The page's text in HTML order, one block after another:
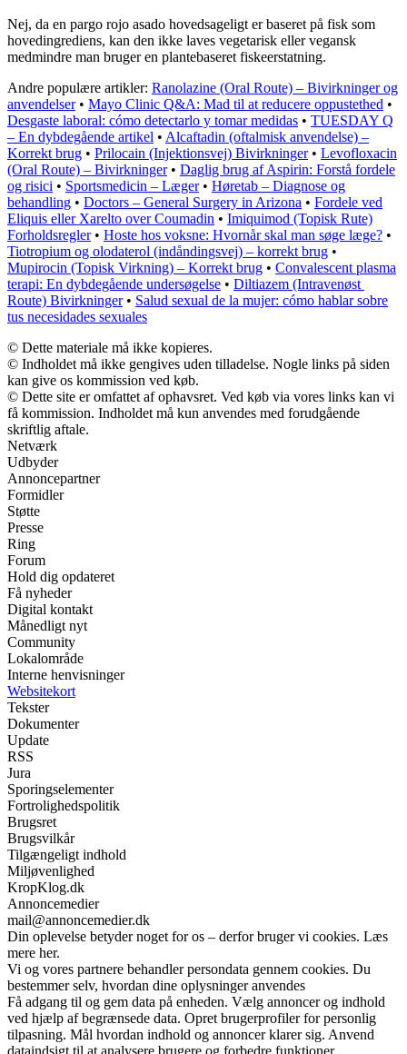
Nej, da en pargo rojo asado hovedsageligt er baseret på fisk som
hovedingrediens, kan den ikke laves vegetarisk eller vegansk
medmindre man bruger en plantebaseret fiskeerstatning.
Andre populære artikler: Ranolazine (Oral Route) – Bivirkninger og
anvendelser• Mayo Clinic Q&A: Mad til at reducere oppustethed •
Desgaste laboral: cómo detectarlo y tomar medidas • TUESDAY Q
– En dybdegående artikel • Alcaftadin (oftalmisk anvendelse) –
Korrekt brug • Prilocain (Injektionsvej) Bivirkninger• Levofloxacin
(Oral Route) – Bivirkninger• Daglig brug af Aspirin: Forstå fordele
og risici • Sportsmedicin – Læger• Høretab – Diagnose og
behandling • Doctors – General Surgery in Arizona • Fordele ved
Eliquis eller Xarelto over Coumadin • Imiquimod (Topisk Rute)
Forholdsregler• Hoste hos voksne: Hvornår skal man søge læge? •
Tiotropium og olodaterol (indåndingsvej) – korrekt brug •
Mupirocin (Topisk Virkning) – Korrekt brug • Convalescent plasma
terapi: En dybdegående undersøgelse • Diltiazem (Intravenøst ​​
Route) Bivirkninger• Salud sexual de la mujer: cómo hablar sobre
tus necesidades sexuales
© Dette materiale må ikke kopieres.
© Indholdet må ikke gengives uden tilladelse. Nogle links på siden
kan give os kommission ved køb.
© Dette site er omfattet af ophavsret. Ved køb via vores links kan vi
få kommission. Indholdet må kun anvendes med forudgående
skriftlig aftale.
Netværk
Udbyder
Annoncepartner
Formidler
Støtte
Presse
Ring
Forum
Hold dig opdateret
Få nyheder
Digital kontakt
Månedligt nyt
Community
Lokalområde
Interne henvisninger
Websitekort
Tekster
Dokumenter
Update
RSS
Jura
Sporingselementer
Fortrolighedspolitik
Brugsret
Brugsvilkår
Tilgængeligt indhold
Miljøvenlighed
KropKlog.dk
Annoncemedier
mail@annoncemedier.dk
Din oplevelse betyder noget for os – derfor bruger vi cookies. Læs
mere her.
Vi og vores partnere behandler persondata gennem cookies. Du
bestemmer selv, hvordan dine oplysninger anvendes
Få adgang til og gem data på enheden. Vælg annoncer og indhold
ved hjælp af begrænsede data. Opret brugerprofiler for personlig
tilpasning. Mål hvordan indhold og annoncer klarer sig. Anvend